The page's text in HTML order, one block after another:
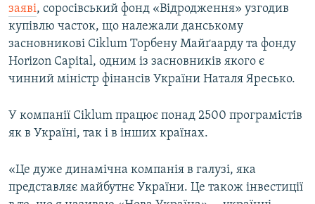
заяві, соросівський фонд «Відродження» узгодив
купівлю часток, що належали данському
засновникові Ciklum Торбену Майґаарду та фонду
Horizon Capital, одним із засновників якого є
чинний міністр фінансів України Наталя Яресько.
У компанії Ciklum працює понад 2500 програмістів
як в Україні, так і в інших країнах.
«Це дуже динамічна компанія в галузі, яка
представляє майбутнє України. Це також інвестиції